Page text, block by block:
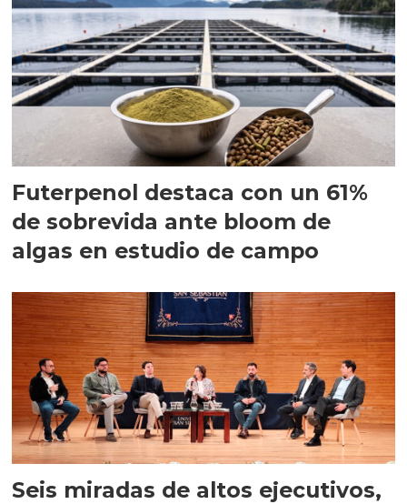
Futerpenol destaca con un 61%
de sobrevida ante bloom de
algas en estudio de campo
Seis miradas de altos ejecutivos,